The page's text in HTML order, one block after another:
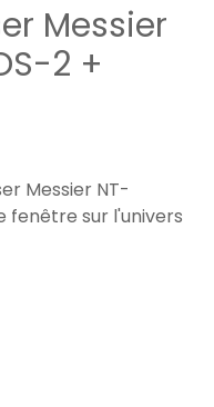
Messier
2 +
Messier NT-
fenêtre sur l'univers